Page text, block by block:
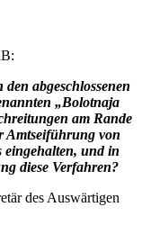
abgeschlossenen
„Bolotnaja
am Rande
Amtseiführung von
eingehalten, und in
diese Verfahren?
des Auswärtigen